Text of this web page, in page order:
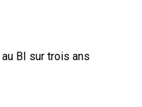
BI sur trois ans